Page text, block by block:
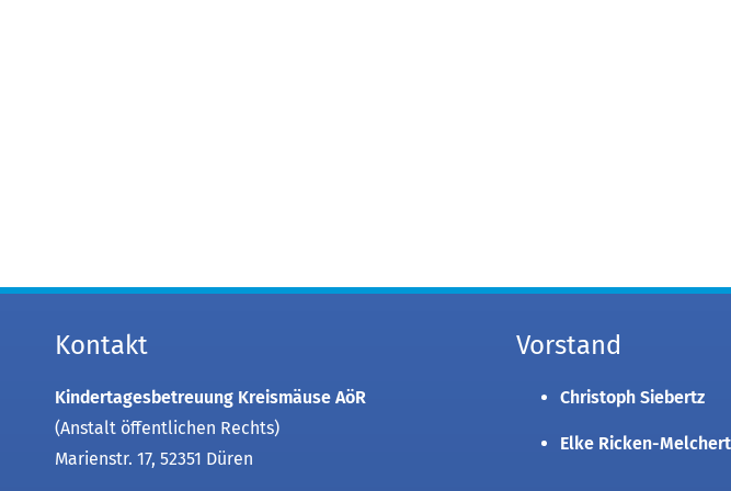
Kontakt
Kindertagesbetreuung Kreismäuse AöR
(Anstalt öffentlichen Rechts)
Marienstr. 17, 52351 Düren
Vorstand
Christoph Siebertz
Elke Ricken-Melchert